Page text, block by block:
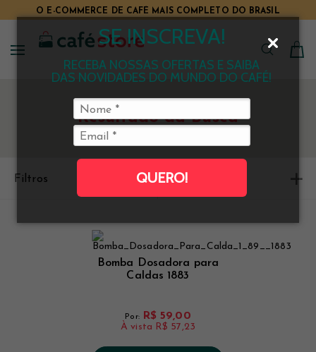
SE INSCREVA!
RECEBA NOSSAS OFERTAS E SAIBA
DAS NOVIDADES DO MUNDO DO CAFÉ!
QUERO!
O E-COMMERCE DE CAFÉ MAIS COMPLETO DO BRASIL
Resultado da Busca
Filtros Ordenar
Bomba Dosadora para
Caldas 1883
Por: R$ 59,00
À vista R$ 57,23